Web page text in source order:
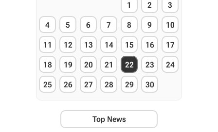
1 2 3
4 5 6 7 8 9 10
11 12 13 14 15 16 17
18 19 20 21 22 23 24
25 26 27 28 29 30
Top News